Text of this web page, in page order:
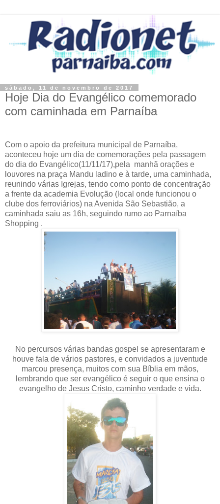
sábado, 11 de novembro de 2017
Hoje Dia do Evangélico comemorado
com caminhada em Parnaíba
Com o apoio da prefeitura municipal de Parnaíba,
aconteceu hoje um dia de comemorações pela passagem
do dia do Evangélico(11/11/17),pela manhã orações e
louvores na praça Mandu ladino e à tarde, uma caminhada,
reunindo várias Igrejas, tendo como ponto de concentração
a frente da academia Evolução (local onde funcionou o
clube dos ferroviários) na Avenida São Sebastião, a
caminhada saiu as 16h, seguindo rumo ao Parnaíba
Shopping .
No percursos várias bandas gospel se apresentaram e
houve fala de vários pastores, e convidados a juventude
marcou presença, muitos com sua Bíblia em mãos,
lembrando que ser evangélico é seguir o que ensina o
evangelho de Jesus Cristo, caminho verdade e vida.